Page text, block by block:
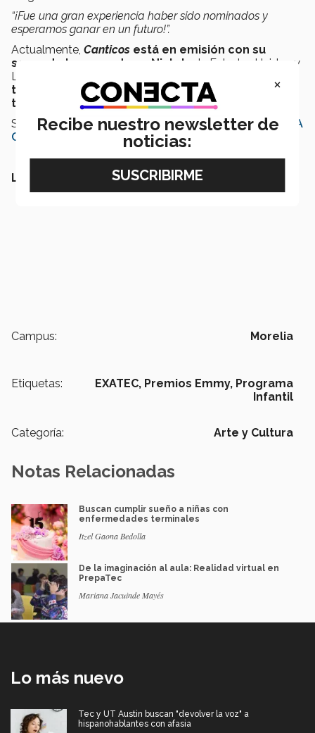
“¡Fue una gran experiencia haber sido nominados y
esperamos ganar en un futuro!”.
Actualmente, Canticos está en emisión con su
segunda temporada en Nick Jr.
de Estados Unidos y
Latinoamérica y el equipo de Encantos
trabajando en la pre-producción para la tercera
temporada.
Si quieres ver más capítulos y contenido de Canticos
DA
CLICK AQUÍ
LEER MÁS:
Campus: Morelia
Etiquetas: EXATEC, Premios Emmy, Programa
Infantil
Categoría: Arte y Cultura
Notas Relacionadas
Buscan cumplir sueño a niñas con
enfermedades terminales
Itzel Gaona Bedolla
De la imaginación al aula: Realidad virtual en
PrepaTec
Mariana Jacuinde Mayés
Lo más nuevo
Tec y UT Austin buscan "devolver la voz" a
hispanohablantes con afasia
×
Recibe nuestro newsletter de
noticias: